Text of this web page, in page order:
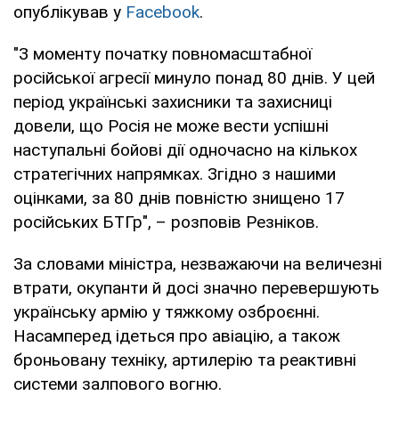
опублікував у Facebook.
"З моменту початку повномасштабної
російської агресії минуло понад 80 днів. У цей
період українські захисники та захисниці
довели, що Росія не може вести успішні
наступальні бойові дії одночасно на кількох
стратегічних напрямках. Згідно з нашими
оцінками, за 80 днів повністю знищено 17
російських БТГр", – розповів Резніков.
За словами міністра, незважаючи на величезні
втрати, окупанти й досі значно перевершують
українську армію у тяжкому озброєнні.
Насамперед ідеться про авіацію, а також
броньовану техніку, артилерію та реактивні
системи залпового вогню.